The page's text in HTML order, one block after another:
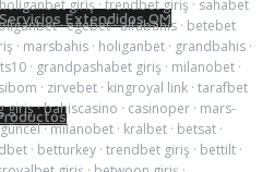
Extendidos QM
holiganbet giriş·trendbet giriş · sahabet
·egebet·alfabahis · betebet
· marsbahis · holiganbet · grandbahis ·
· grandpashabet giriş · milanobet ·
· zirvebet · kingroyal link · tarafbet
giriş·bahiscasino · casinoper · mars-
·milanobet · kralbet · betsat ·
· betturkey · trendbet giriş · bettilt ·